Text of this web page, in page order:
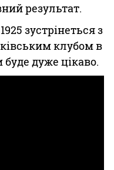
результат.
зустрінеться з
клубом в
буде дуже цікаво.